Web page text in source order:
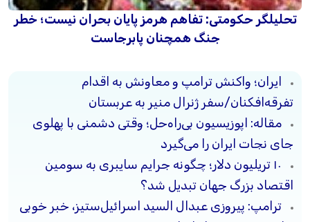
تحلیلگر حکومتی: تفاهم هرمز پایان بحران نیست؛ خطر
جنگ همچنان پابرجاست
ایران؛ واکنش ترامپ و معاونش به اقدام
تفرقه‌افکنان/سفر ژنرال منیر به عربستان
مقاله: اپوزیسیون بی‌راه‌حل؛ وقتی دشمنی با پهلوی
جای نجات ایران را می‌گیرد
۱۰ تریلیون دلار؛ چگونه جرایم سایبری به سومین
اقتصاد بزرگ جهان تبدیل شد؟
ترامپ: پیروزی عبدال السید اسرائیل‌ستیز، خبر خوبی